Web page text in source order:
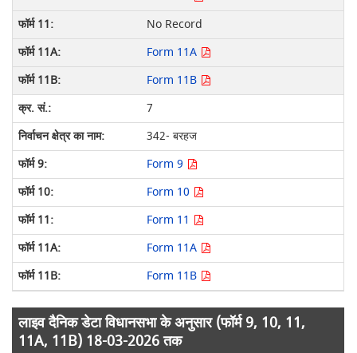
No Record
Form 11A
Form 11B
7
342- बरहज
Form 9
Form 10
Form 11
Form 11A
Form 11B
लाइव दैनिक डेटा विधानसभा के अनुसार (फॉर्म 9, 10, 11,
11A, 11B) 18-03-2026 तक